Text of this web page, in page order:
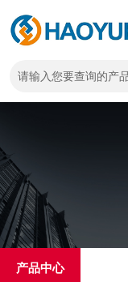
产品中心